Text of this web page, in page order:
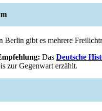
Berlin gibt es mehrere
Das Deutsche
zur Gegenwart erzählt.